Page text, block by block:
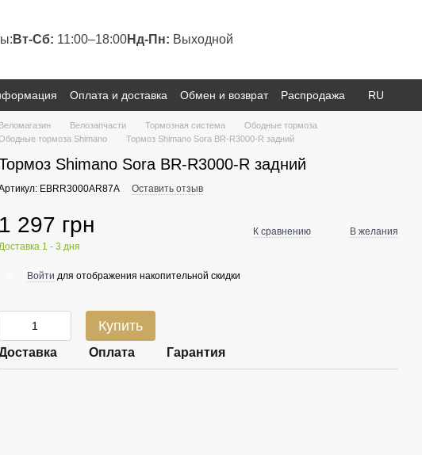
Вт-Сб: 11:00–18:00Нд-Пн: Выходной
Оплата и доставка Обмен и возврат
Распродажа
RU
Веломагазин Велозапчасти Тормозная система
Ободные тормоза
тормоза Shimano
Тормоз Shimano Sora BR-R3000-R задний
Shimano Sora BR-R3000-R задний
EBRR3000AR87A Оставить отзыв
1 297 грн
1 - 3 дня
К сравнению В желания
Войти для отображения накопительной скидки
Купить
Оплата Гарантия